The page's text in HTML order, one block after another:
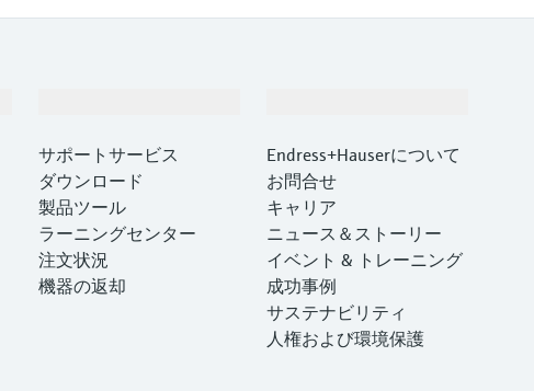
サポートサービス
ダウンロード
製品ツール
ラーニングセンター
注文状況
機器の返却
Endress+Hauserについて
お問合せ
キャリア
ニュース＆ストーリー
イベント & トレーニング
成功事例
サステナビリティ
人権および環境保護